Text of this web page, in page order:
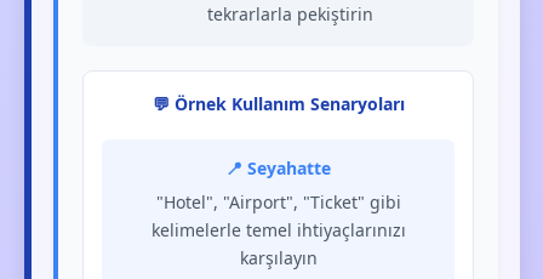
tekrarlarla pekiştirin
💬 Örnek Kullanım Senaryoları
📍 Seyahatte
"Hotel", "Airport", "Ticket" gibi
kelimelerle temel ihtiyaçlarınızı
karşılayın